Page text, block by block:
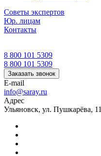
Советы экспертов
Юр. лицам
Контакты
8 800 101 5309
8 800 101 5309
Заказать звонок
E-mail
info@saray.ru
Адрес
Ульяновск, ул. Пушкарёва, 11